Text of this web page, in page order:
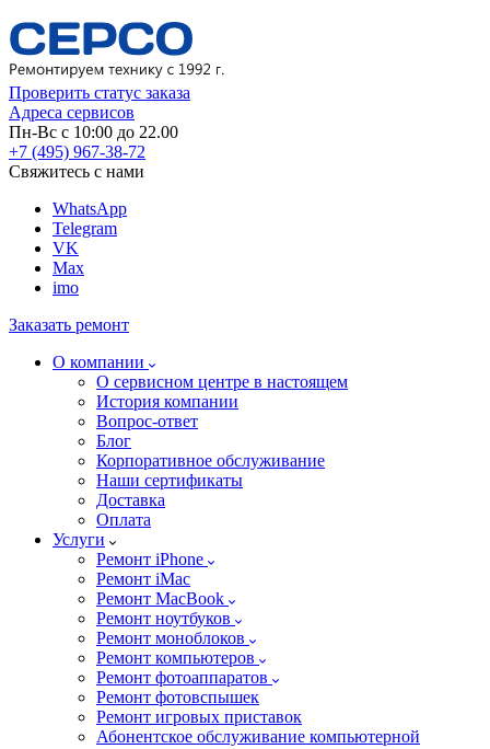
Проверить статус заказа
Адреса сервисов
Пн-Вс с 10:00 до 22.00
+7 (495) 967-38-72
Свяжитесь с нами
WhatsApp
Telegram
VK
Max
imo
Заказать ремонт
О компании
О сервисном центре в настоящем
История компании
Вопрос-ответ
Блог
Корпоративное обслуживание
Наши сертификаты
Доставка
Оплата
Услуги
Ремонт iPhone
Ремонт iMac
Ремонт MacBook
Ремонт ноутбуков
Ремонт моноблоков
Ремонт компьютеров
Ремонт фотоаппаратов
Ремонт фотовспышек
Ремонт игровых приставок
Абонентское обслуживание компьютерной